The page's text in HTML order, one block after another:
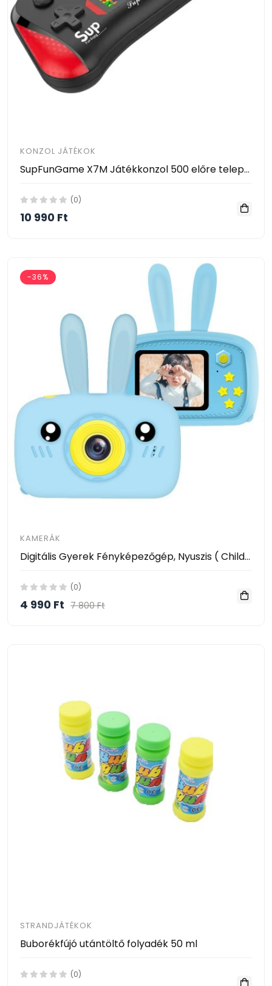
KONZOL JÁTÉKOK
SupFunGame X7M Játékkonzol 500 előre telepített játékkal, 3.5″ LCD kijelzővel
(0)
10 990 Ft
-36%
KAMERÁK
Digitális Gyerek Fényképezőgép, Nyuszis ( Children s Fun Camera )
(0)
4 990 Ft 7 800 Ft
STRANDJÁTÉKOK
Buborékfújó utántöltő folyadék 50 ml
(0)